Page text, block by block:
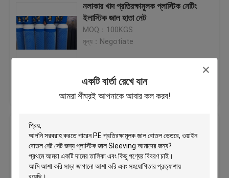
একটি বার্তা রেখে যান
আমরা শীঘ্রই আপনাকে আবার কল করব!
নলাকার খাদ প্রতিরক্ষামূলক প্লাস্টিক নেটিং
ইলাস্টিক জাল হাতা নেট
MOQ：100KGS
মূল্য：Negotiate
ভালো দাম আমাদের সাথে যোগাযোগ
প্রতিরক্ষামূলক নেটিং হাতা
MOQ：100KGS
মূল্য：Negotiate